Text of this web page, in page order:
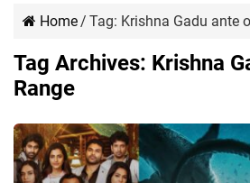
Home/ Tag: Krishna Gadu ante
Tag Archives: Krishna
Range